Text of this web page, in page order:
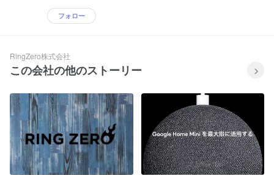
フォロー
RingZero株式会社
この会社の他のストーリー